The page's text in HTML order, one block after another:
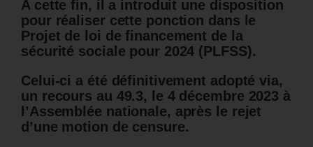
A cette fin, il a introduit une disposition
pour réaliser cette ponction dans le
Projet de loi de financement de la
sécurité sociale pour 2024 (PLFSS).
Celui-ci a été définitivement adopté via,
un recours au 49.3, le 4 décembre 2023 à
l’Assemblée nationale, après le rejet
d’une motion de censure.